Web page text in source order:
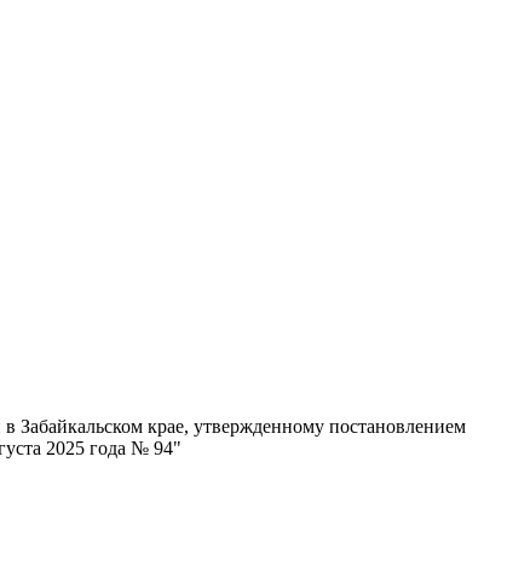
крае, утвержденному постановлением
2025 года № 94"